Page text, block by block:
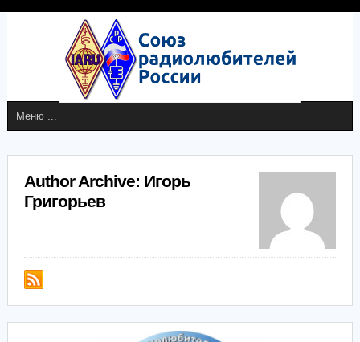
Author Archive: Игорь
Григорьев